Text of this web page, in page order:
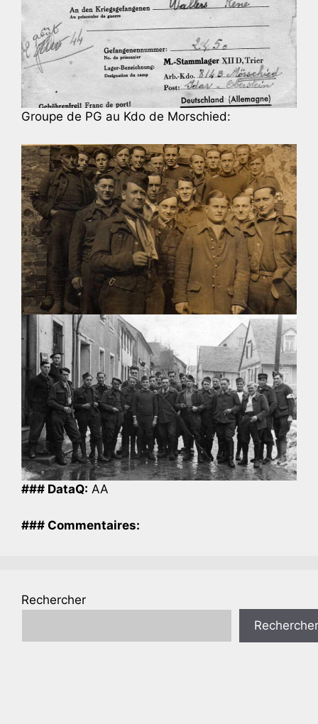
Groupe de PG au Kdo de Morschied:
### DataQ: AA
### Commentaires:
Rechercher
Rechercher